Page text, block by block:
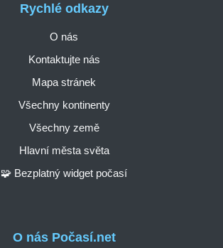
O nás Počasí.net
Rychlé odkazy
O nás
Kontaktujte nás
Mapa stránek
Všechny kontinenty
Všechny země
Hlavní města světa
🧩 Bezplatný widget počasí